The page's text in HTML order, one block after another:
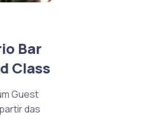
Bar
Class
Guest
das